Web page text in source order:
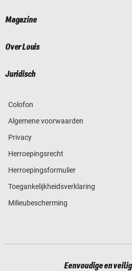
Magazine
Over Louis
Juridisch
Colofon
Algemene voorwaarden
Privacy
Herroepingsrecht
Herroepingsformulier
Toegankelijkheidsverklaring
Milieubescherming
Eenvoudige en